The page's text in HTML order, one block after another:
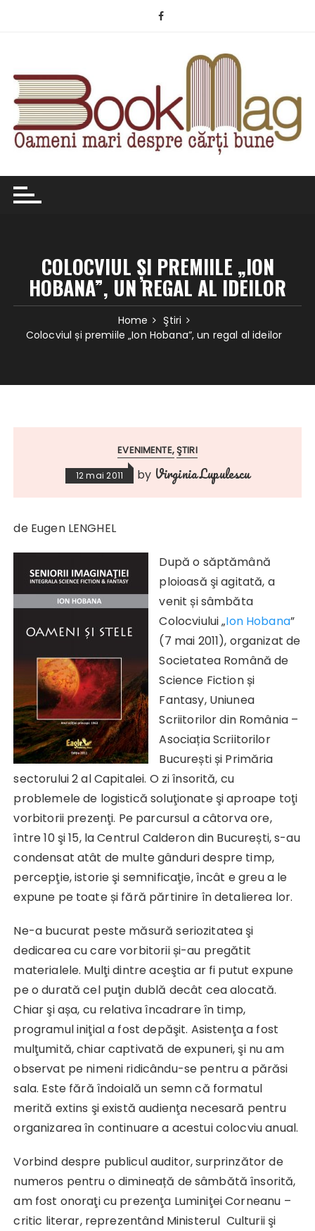
COLOCVIUL ȘI PREMIILE „ION
HOBANA”, UN REGAL AL IDEILOR
Home
Ştiri
Colocviul și premiile „Ion Hobana”, un regal al ideilor
EVENIMENTE ŞTIRI
12 mai 2011 by Virginia Lupulescu
de Eugen LENGHEL
După o săptămână
ploioasă şi agitată, a
venit și sâmbăta
Colocviului „Ion Hobana”
(7 mai 2011), organizat de
Societatea Română de
Science Fiction și
Fantasy, Uniunea
Scriitorilor din România –
Asociația Scriitorilor
București și Primăria
sectorului 2 al Capitalei. O zi însorită, cu
problemele de logistică soluţionate şi aproape toţi
vorbitorii prezenţi. Pe parcursul a câtorva ore,
între 10 şi 15, la Centrul Calderon din București, s-au
condensat atât de multe gânduri despre timp,
percepţie, istorie şi semnificaţie, încât e greu a le
expune pe toate și fără părtinire în detalierea lor.
Ne-a bucurat peste măsură seriozitatea şi
dedicarea cu care vorbitorii și-au pregătit
materialele. Mulţi dintre aceştia ar fi putut expune
pe o durată cel puţin dublă decât cea alocată.
Chiar şi așa, cu relativa încadrare în timp,
programul iniţial a fost depăşit. Asistenţa a fost
mulţumită, chiar captivată de expuneri, şi nu am
observat pe nimeni ridicându-se pentru a părăsi
sala. Este fără îndoială un semn că formatul
merită extins şi există audienţa necesară pentru
organizarea în continuare a acestui colocviu anual.
Vorbind despre publicul auditor, surprinzător de
numeros pentru o dimineață de sâmbătă însorită,
am fost onoraţi cu prezenţa Luminiţei Corneanu –
critic literar, reprezentând Ministerul Culturii şi